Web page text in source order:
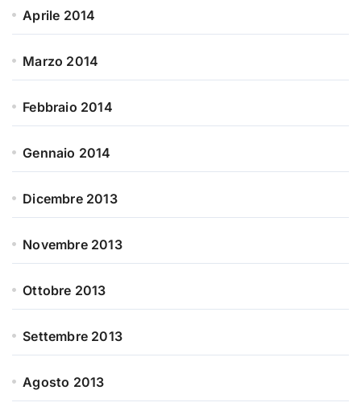
Aprile 2014
Marzo 2014
Febbraio 2014
Gennaio 2014
Dicembre 2013
Novembre 2013
Ottobre 2013
Settembre 2013
Agosto 2013